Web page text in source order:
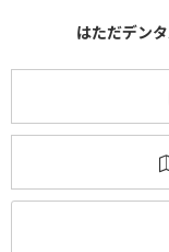
はただデン